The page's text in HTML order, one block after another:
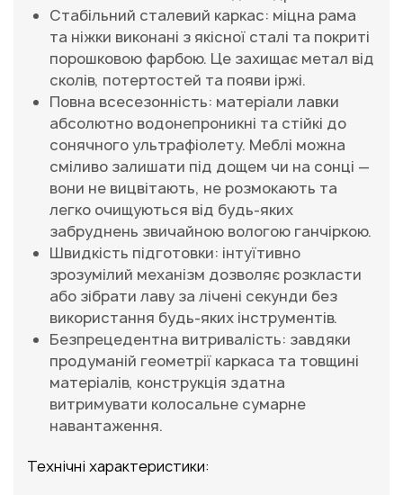
Стабільний сталевий каркас: міцна рама
та ніжки виконані з якісної сталі та покриті
порошковою фарбою. Це захищає метал від
сколів, потертостей та появи іржі.
Повна всесезонність: матеріали лавки
абсолютно водонепроникні та стійкі до
сонячного ультрафіолету. Меблі можна
сміливо залишати під дощем чи на сонці —
вони не вицвітають, не розмокають та
легко очищуються від будь-яких
забруднень звичайною вологою ганчіркою.
Швидкість підготовки: інтуїтивно
зрозумілий механізм дозволяє розкласти
або зібрати лаву за лічені секунди без
використання будь-яких інструментів.
Безпрецедентна витривалість: завдяки
продуманій геометрії каркаса та товщині
матеріалів, конструкція здатна
витримувати колосальне сумарне
навантаження.
Технічні характеристики: